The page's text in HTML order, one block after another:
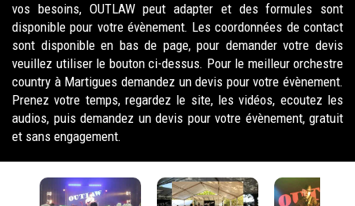
vos besoins, OUTLAW peut adapter et des formules sont
disponible pour votre évènement. Les coordonnées de contact
sont disponible en bas de page, pour demander votre devis
veuillez utiliser le bouton ci-dessus. Pour le meilleur orchestre
country à Martigues demandez un devis pour votre évènement.
Prenez votre temps, regardez le site, les vidéos, ecoutez les
audios, puis demandez un devis pour votre évènement, gratuit
et sans engagement.